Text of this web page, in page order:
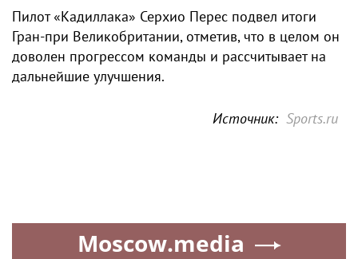
Пилот «Кадиллака» Серхио Перес подвел итоги
Гран-при Великобритании, отметив, что в целом он
доволен прогрессом команды и рассчитывает на
дальнейшие улучшения.
Источник: Sports.ru
Moscow.media